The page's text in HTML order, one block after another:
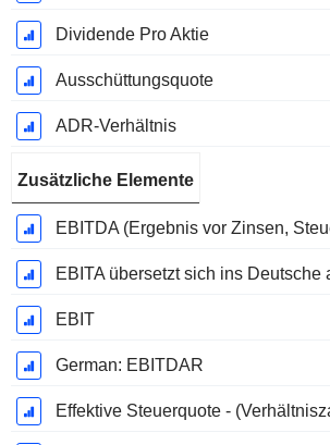
Dividende Pro Aktie
Ausschüttungsquote
ADR-Verhältnis
Zusätzliche Elemente
EBIT
German: EBITDAR
Effektive Steuerquote -